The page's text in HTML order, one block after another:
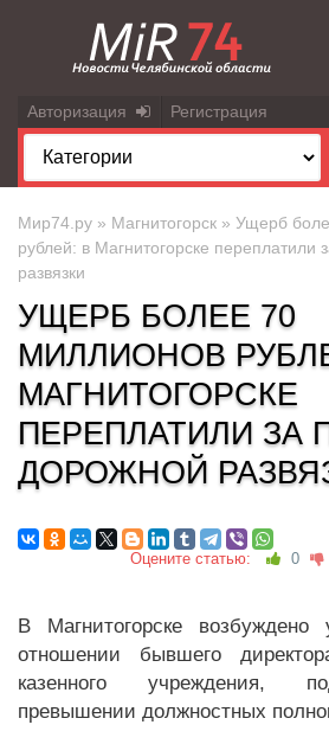
Авторизация Регистрация
Мир74.ру » Магнитогорск » Ущерб
рублей: в Магнитогорске переплатили
развязки
УЩЕРБ БОЛЕЕ 70
МИЛЛИОНОВ
МАГНИТОГОРСКЕ
ПЕРЕПЛАТИЛИ ЗА
ДОРОЖНОЙ
Оцените статью: 0
В Магнитогорске возбуждено
отношении бывшего
казенного учреждения,
превышении должностных